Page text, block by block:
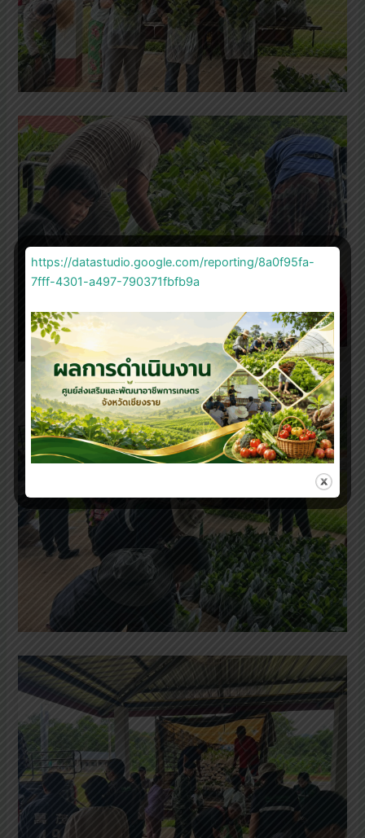
https://datastudio.google.com/reporting/8a0f95fa-
7fff-4301-a497-790371fbfb9a